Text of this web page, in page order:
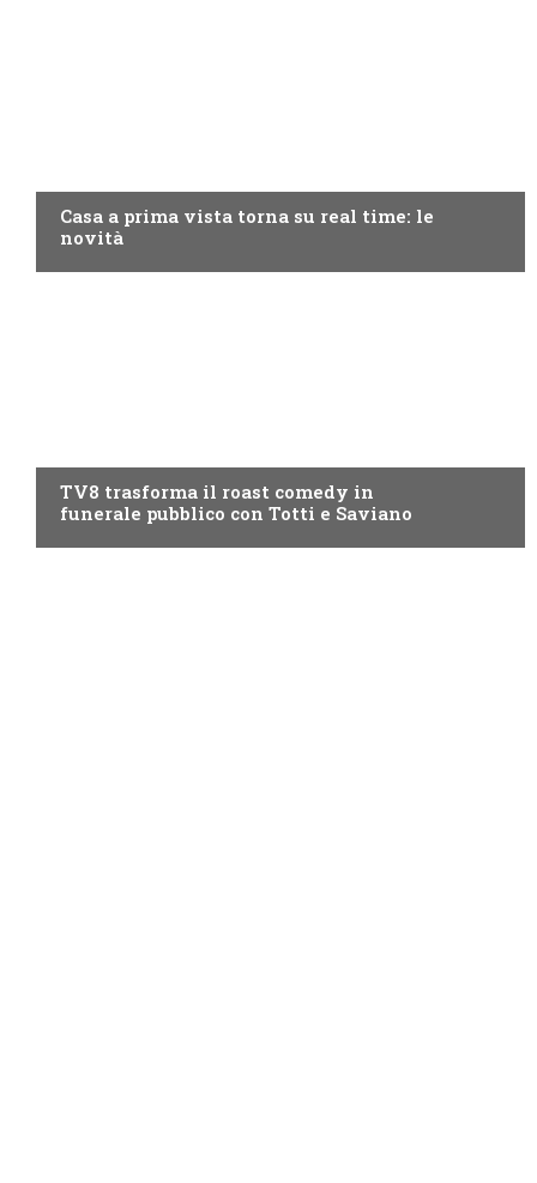
Casa a prima vista torna su real time: le
novità
TV8 trasforma il roast comedy in
funerale pubblico con Totti e Saviano